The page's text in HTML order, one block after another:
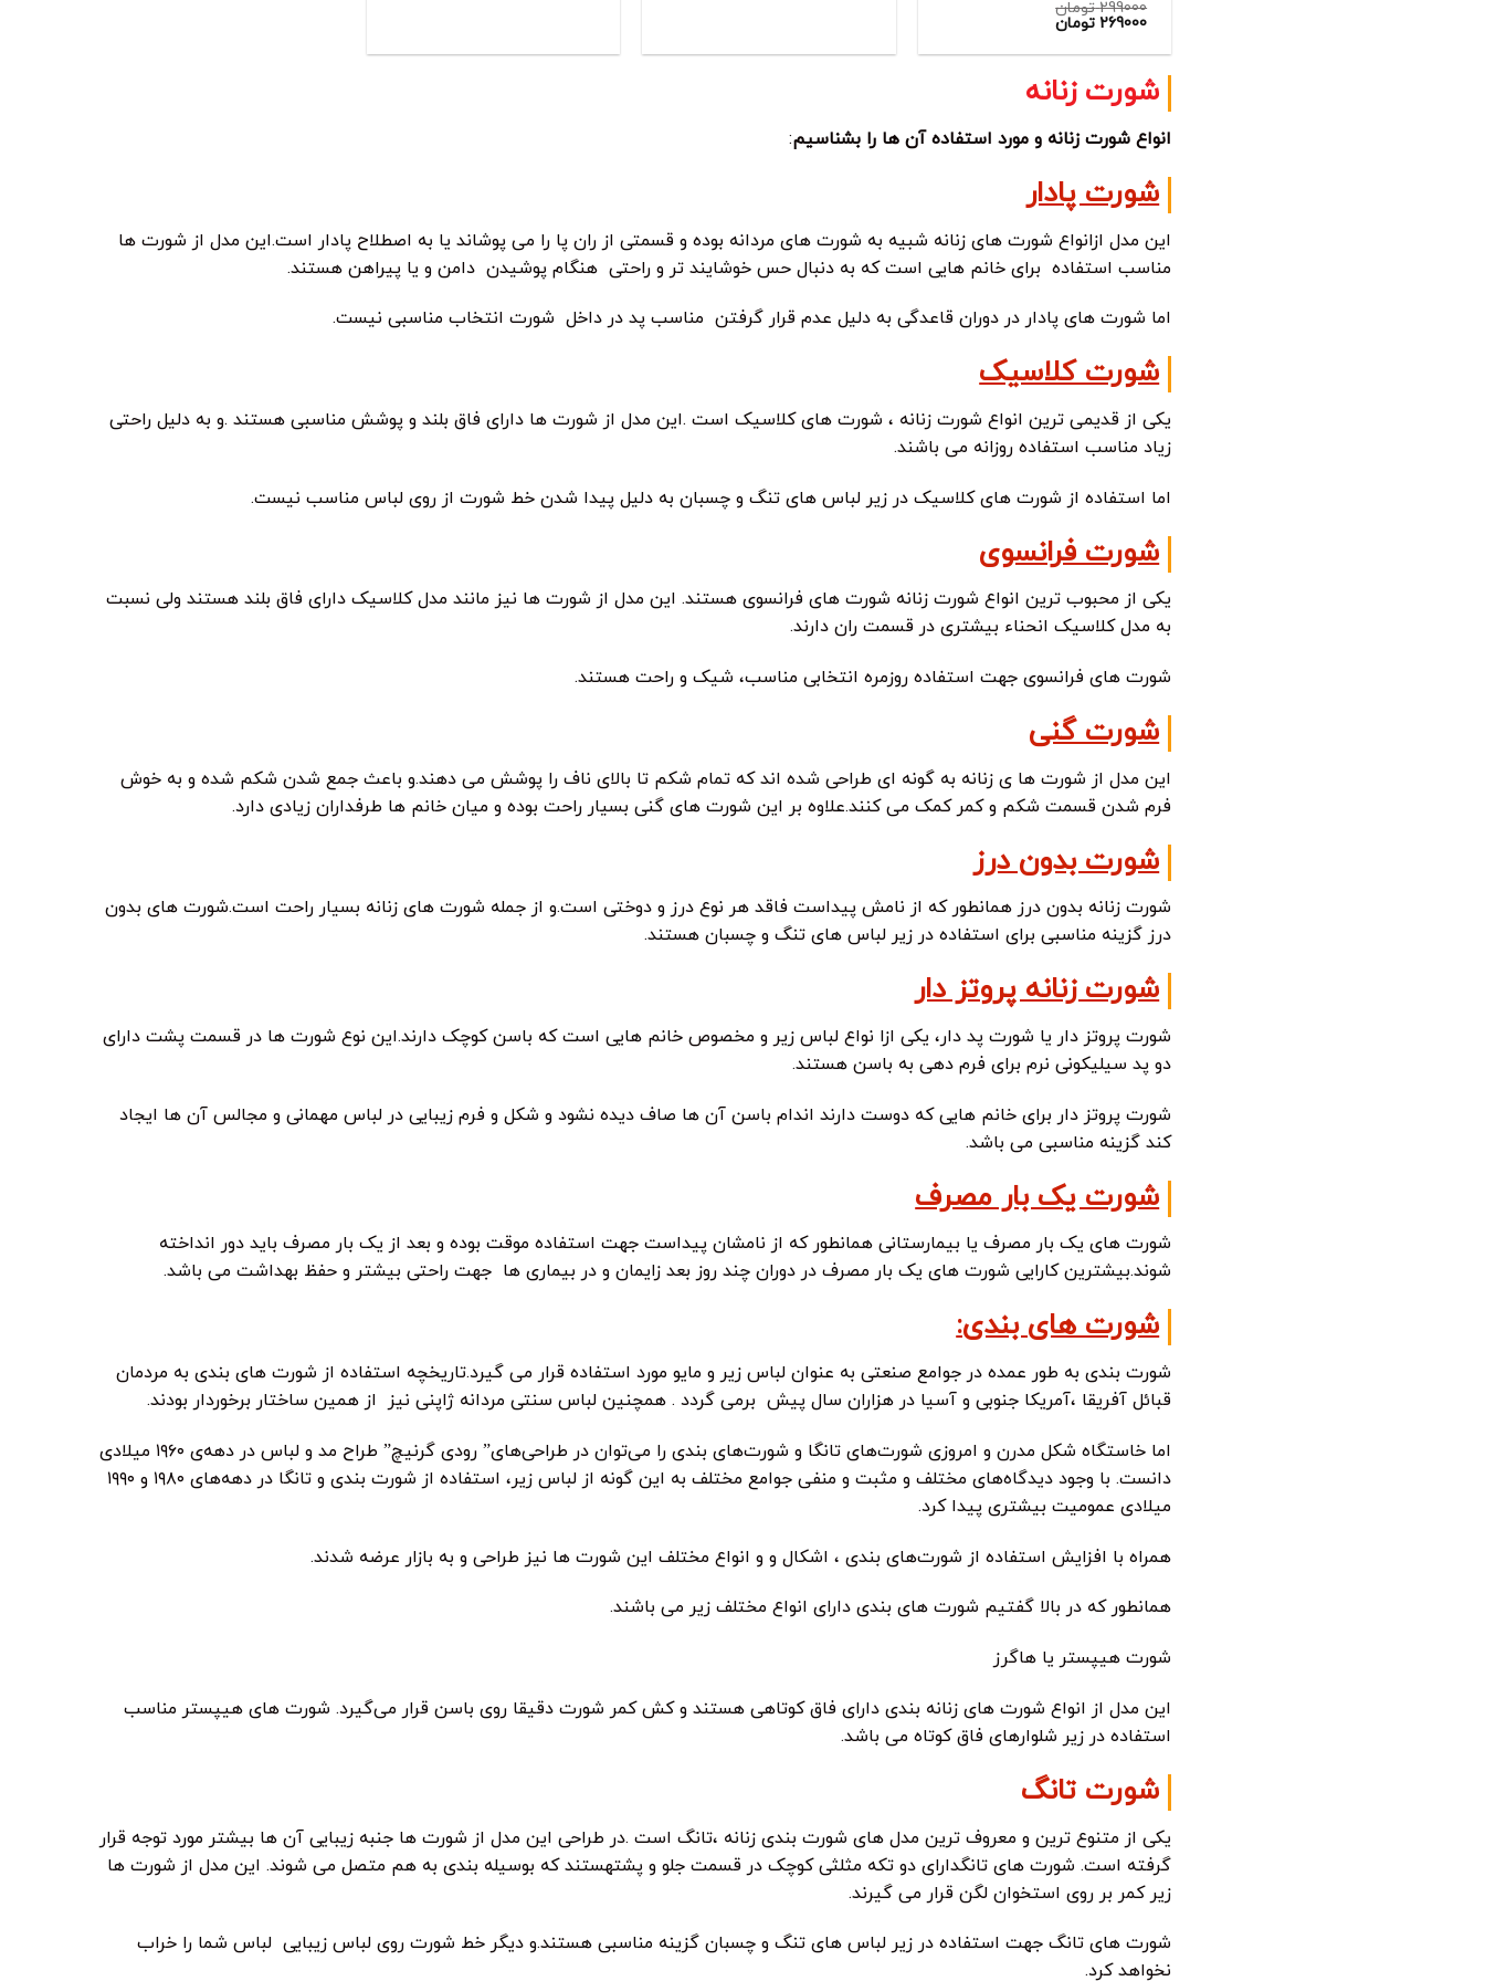
299000 تومان
قیمت
299000 تومان
269000 تومان
فعلی:
شورت زنانه
انواع شورت زنانه و مورد استفاده آن ها را بشناسیم:
شورت پادار
این مدل ازانواع شورت های زنانه شبیه به شورت های مردانه بوده و قسمتی از ران پا را می پوشاند یا به اصطلاح پادار است.این مدل از شورت ها
مناسب استفاده برای خانم هایی است که به دنبال حس خوشایند تر و راحتی هنگام پوشیدن دامن و یا پیراهن هستند.
اما شورت های پادار در دوران قاعدگی به دلیل عدم قرار گرفتن مناسب پد در داخل شورت انتخاب مناسبی نیست.
شورت کلاسیک
یکی از قدیمی ترین انواع شورت زنانه ، شورت های کلاسیک است .این مدل از شورت ها دارای فاق بلند و پوشش مناسبی هستند .و به دلیل راحتی
زیاد مناسب استفاده روزانه می باشند.
اما استفاده از شورت های کلاسیک در زیر لباس های تنگ و چسبان به دلیل پیدا شدن خط شورت از روی لباس مناسب نیست.
شورت فرانسوی
یکی از محبوب ترین انواع شورت زنانه شورت های فرانسوی هستند. این مدل از شورت ها نیز مانند مدل کلاسیک دارای فاق بلند هستند ولی نسبت
به مدل کلاسیک انحناء بیشتری در قسمت ران دارند.
شورت های فرانسوی جهت استفاده روزمره انتخابی مناسب، شیک و راحت هستند.
شورت گنی
این مدل از شورت ها ی زنانه به گونه ای طراحی شده اند که تمام شکم تا بالای ناف را پوشش می دهند.و باعث جمع شدن شکم شده و به خوش
فرم شدن قسمت شکم و کمر کمک می کنند.علاوه بر این شورت های گنی بسیار راحت بوده و میان خانم ها طرفداران زیادی دارد.
شورت بدون درز
شورت زنانه بدون درز همانطور که از نامش پیداست فاقد هر نوع درز و دوختی است.و از جمله شورت های زنانه بسیار راحت است.شورت های بدون
درز گزینه مناسبی برای استفاده در زیر لباس های تنگ و چسبان هستند.
شورت زنانه پروتز دار
شورت پروتز دار یا شورت پد دار، یکی ازا نواع لباس زیر و مخصوص خانم هایی است که باسن کوچک دارند.این نوع شورت ها در قسمت پشت دارای
دو پد سیلیکونی نرم برای فرم دهی به باسن هستند.
شورت پروتز دار برای خانم هایی که دوست دارند اندام باسن آن ها صاف دیده نشود و شکل و فرم زیبایی در لباس مهمانی و مجالس آن ها ایجاد
کند گزینه مناسبی می باشد.
شورت یک بار مصرف
شورت های یک بار مصرف یا بیمارستانی همانطور که از نامشان پیداست جهت استفاده موقت بوده و بعد از یک بار مصرف باید دور انداخته
شوند.بیشترین کارایی شورت های یک بار مصرف در دوران چند روز بعد زایمان و در بیماری ها جهت راحتی بیشتر و حفظ بهداشت می باشد.
شورت های بندی:
شورت بندی به طور عمده در جوامع صنعتی به عنوان لباس زیر و مایو مورد استفاده قرار می گیرد.تاریخچه استفاده از شورت های بندی به مردمان
قبائل آفریقا ،آمریکا جنوبی و آسیا در هزاران سال پیش برمی گردد . همچنین لباس سنتی مردانه ژاپنی نیز از همین ساختار برخوردار بودند.
اما خاستگاه شکل مدرن و امروزی شورت‌های تانگا و شورت‌های بندی را می‌توان در طراحی‌های” رودی گرنیچ” طراح مد و لباس در دهه‌ی ۱۹۶۰ میلادی
دانست. با وجود دیدگاه‌های مختلف و مثبت و منفی جوامع مختلف به این گونه از لباس زیر، استفاده از شورت بندی و تانگا در دهه‌های ۱۹۸۰ و ۱۹۹۰
میلادی عمومیت بیشتری پیدا کرد.
همراه با افزایش استفاده از شورت‌های بندی ، اشکال و و انواع مختلف این شورت ها نیز طراحی و به بازار عرضه شدند.
همانطور که در بالا گفتیم شورت های بندی دارای انواع مختلف زیر می باشند.
شورت هیپستر یا هاگرز
این مدل از انواع شورت های زنانه بندی دارای فاق کوتاهی هستند و کش کمر شورت دقیقا روی باسن قرار می‌گیرد. شورت های هیپستر مناسب
استفاده در زیر شلوارهای فاق کوتاه می باشد.
شورت تانگ
یکی از متنوع ترین و معروف ترین مدل های شورت بندی زنانه ،تانگ است .در طراحی این مدل از شورت ها جنبه زیبایی آن ها بیشتر مورد توجه قرار
گرفته است. شورت های تانگدارای دو تکه مثلثی کوچک در قسمت جلو و پشتهستند که بوسیله بندی به هم متصل می شوند. این مدل از شورت ها
زیر کمر بر روی استخوان لگن قرار می گیرند.
شورت های تانگ جهت استفاده در زیر لباس های تنگ و چسبان گزینه مناسبی هستند.و دیگر خط شورت روی لباس زیبایی لباس شما را خراب
نخواهد کرد.